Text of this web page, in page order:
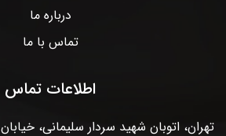
درباره ما
تماس با ما
اطلاعات تماس
تهران، اتوبان شهید سردار سلیمانی،